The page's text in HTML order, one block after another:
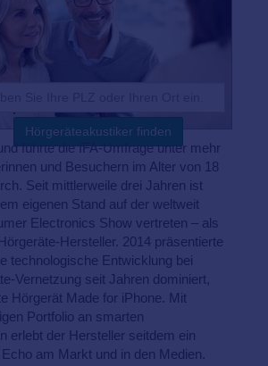
Hörgeräteakustiker finden
führte die IFA-Umfrage unter mehr
und Besuchern im Alter von 18
Seit mittlerweile drei Jahren ist
eigenen Stand auf der weltweit
Electronics Show vertreten – als
Hersteller. 2014 präsentierte
technologische Entwicklung bei
Vernetzung seit Jahren dominiert,
Hörgerät Made for iPhone. Mit
Portfolio an smarten
erlebt der Hersteller seitdem ein
am Markt und in den Medien.